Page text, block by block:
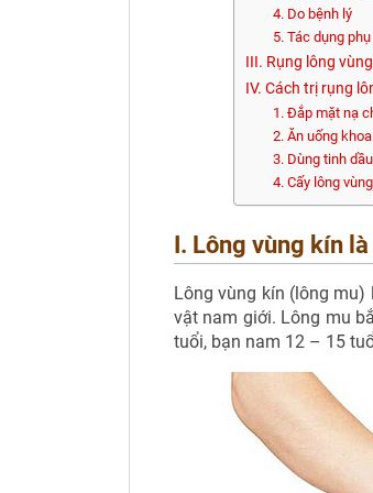
4. Do bệnh lý
5. Tác dụng
III. Rụng lông
IV. Cách trị rụng
1. Đắp mặt nạ
2. Ăn uống
3. Dùng tinh
4. Cấy lông
I. Lông vùng kín
Lông vùng kín (lông
vật nam giới. Lông mu
tuổi, bạn nam 12 – 15